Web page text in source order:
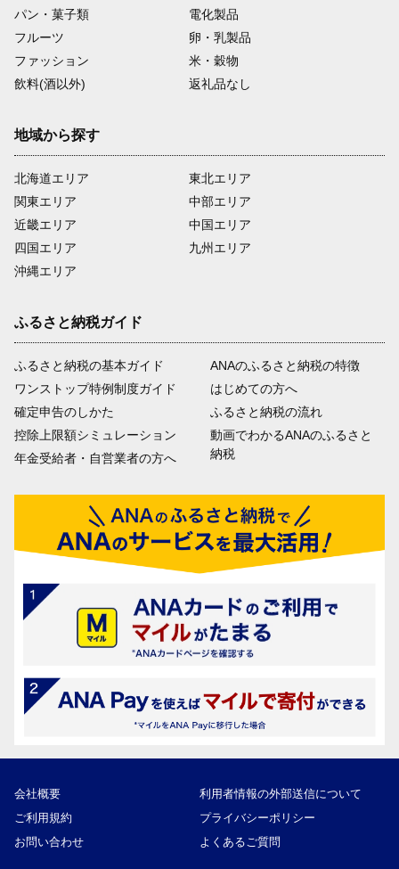
パン・菓子類
電化製品
フルーツ
卵・乳製品
ファッション
米・穀物
飲料(酒以外)
返礼品なし
地域から探す
北海道エリア
関東エリア
近畿エリア
四国エリア
沖縄エリア
東北エリア
中部エリア
中国エリア
九州エリア
ふるさと納税ガイド
ふるさと納税の基本ガイド
ワンストップ特例制度ガイド
確定申告のしかた
控除上限額シミュレーション
年金受給者・自営業者の方へ
ANAのふるさと納税の特徴
はじめての方へ
ふるさと納税の流れ
動画でわかるANAのふるさと
納税
会社概要
利用者情報の外部送信について
ご利用規約
プライバシーポリシー
お問い合わせ
よくあるご質問